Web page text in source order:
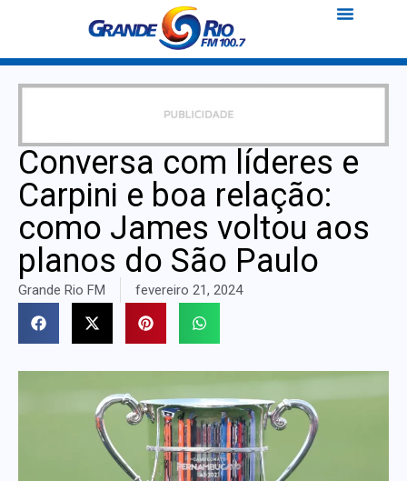
Conversa com líderes e
Carpini e boa relação:
como James voltou aos
planos do São Paulo
Grande Rio FM fevereiro 21, 2024